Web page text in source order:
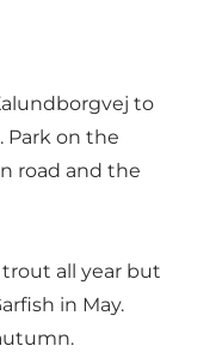
to
Park on the
road and the
trout all year but
in May.